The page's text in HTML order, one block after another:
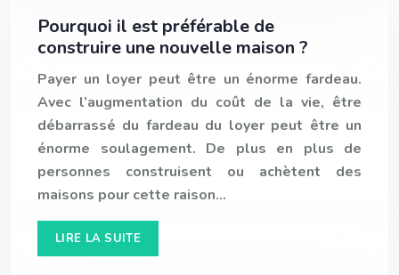
Pourquoi il est préférable de
construire une nouvelle maison ?
Payer un loyer peut être un énorme fardeau.
Avec l’augmentation du coût de la vie, être
débarrassé du fardeau du loyer peut être un
énorme soulagement. De plus en plus de
personnes construisent ou achètent des
maisons pour cette raison…
LIRE LA SUITE